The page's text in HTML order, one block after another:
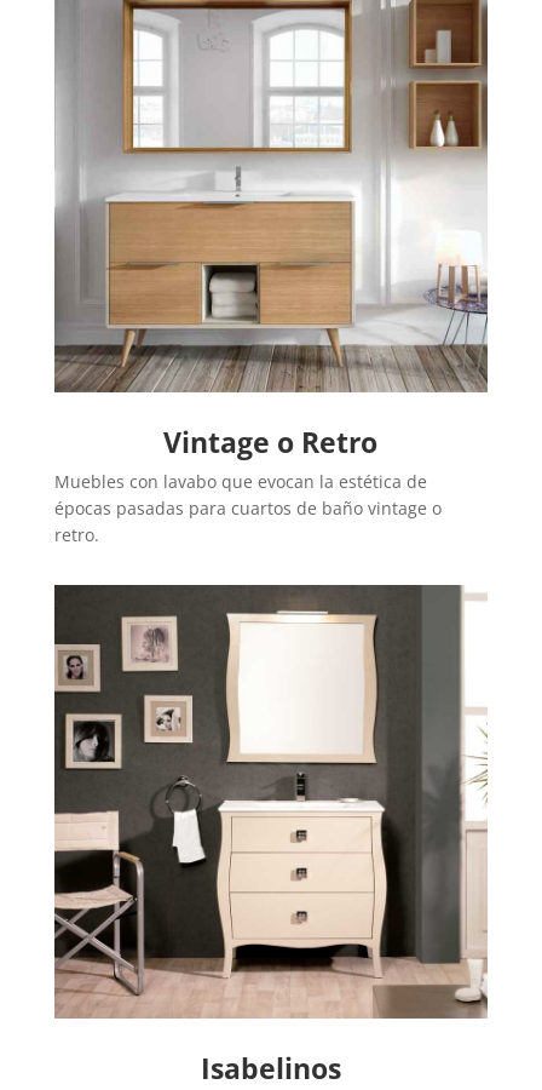
Vintage o Retro
Muebles con lavabo que evocan la estética de
épocas pasadas para cuartos de baño vintage o
retro.
Isabelinos